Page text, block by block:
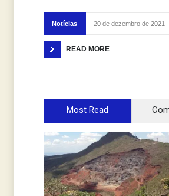
Notícias 20 de dezembro de 2021
READ MORE
Most Read